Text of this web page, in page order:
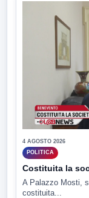
4 AGOSTO 2026
POLITICA
Costituita la
A Palazzo Mosti,
costituita...